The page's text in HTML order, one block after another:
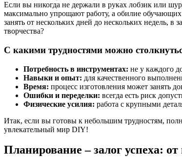
Если вы никогда не держали в руках лобзик или
максимально упрощают работу, а обилие
занять от нескольких дней до нескольких недель, в
творчества?
С какими трудностями можно
Потребность в инструментах: не у каждого
Навыки и опыт: для качественного
Время: процесс изготовления может занять
Ошибки и переделки: всегда есть риск
Физические усилия: работа с крупными
Итак, если вы готовы к небольшим трудностям,
увлекательный мир DIY!
Планирование – залог успеха: